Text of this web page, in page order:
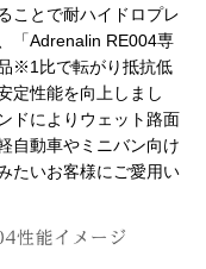
ことで耐ハイドロプレ
「Adrenalin RE004専
※1比で転がり抵抗低
定性能を向上しまし
ドによりウェット路面
自動車やミニバン向け
たいお客様にご愛用い